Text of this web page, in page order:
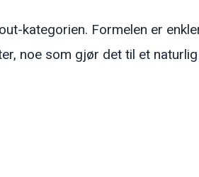
kategorien. Formelen er
noe som gjør det til et